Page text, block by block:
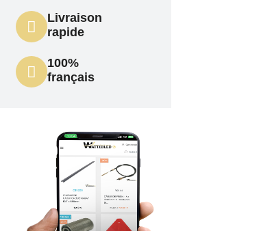
Livraison
rapide
100%
français